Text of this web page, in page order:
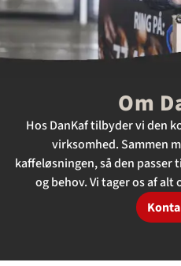
Om
Hos DanKaf tilbyder vi den
virksomhed. Sammen
kaffeløsningen, så den passer
og behov. Vi tager os af